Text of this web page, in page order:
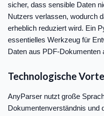
sicher, dass sensible Daten
Nutzers verlassen, wodurch
erheblich reduziert wird. Ein
essentielles Werkzeug für
Daten aus PDF-Dokumenten
Technologische
AnyParser nutzt große
Dokumentenverständnis und